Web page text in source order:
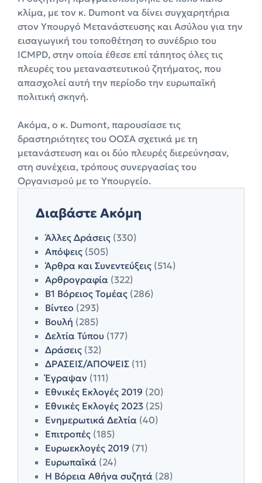
κλίμα, με τον κ. Dumont να δίνει συγχαρητήρια
στον Υπουργό Μετανάστευσης και Ασύλου για την
εισαγωγική του τοποθέτηση το συνέδριο του
ICMPD, στην οποία έθεσε επί τάπητος όλες τις
πλευρές του μεταναστευτικού ζητήματος, που
απασχολεί αυτή την περίοδο την ευρωπαϊκή
πολιτική σκηνή.
Ακόμα, ο κ. Dumont, παρουσίασε τις
δραστηριότητες του ΟΟΣΑ σχετικά με τη
μετανάστευση και οι δύο πλευρές διερεύνησαν,
στη συνέχεια, τρόπους συνεργασίας του
Οργανισμού με το Υπουργείο.
Διαβάστε Ακόμη
Άλλες Δράσεις (330)
Απόψεις (505)
Άρθρα και Συνεντεύξεις (514)
Αρθρογραφία (322)
Β1 Βόρειος Τομέας (286)
Βίντεο (293)
Βουλή (285)
Δελτία Τύπου (177)
Δράσεις (32)
ΔΡΑΣΕΙΣ/ΑΠΟΨΕΙΣ (11)
Έγραψαν (111)
Εθνικές Εκλογές 2019 (20)
Εθνικές Εκλογές 2023 (25)
Ενημερωτικά Δελτία (40)
Επιτροπές (185)
Ευρωεκλογές 2019 (71)
Ευρωπαϊκά (24)
Η Βόρεια Αθήνα συζητά (28)